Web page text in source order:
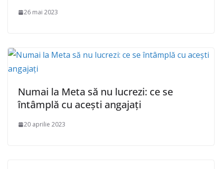
26 mai 2023
Numai la Meta să nu lucrezi: ce se
întâmplă cu acești angajați
20 aprilie 2023